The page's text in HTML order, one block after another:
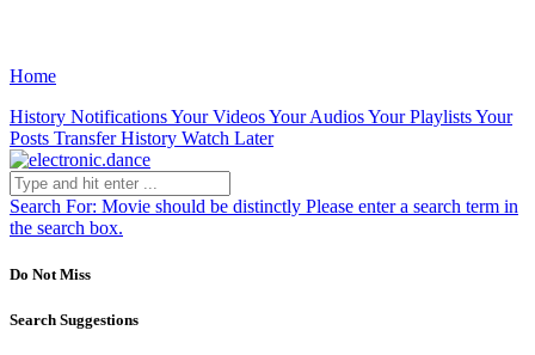
Home
History NotificationsYour VideosYour AudiosYour PlaylistsYour
Posts Transfer History Watch Later
Search For: Movie should be distinctly Please enter a search term in
the search box.
Do Not Miss
Search Suggestions